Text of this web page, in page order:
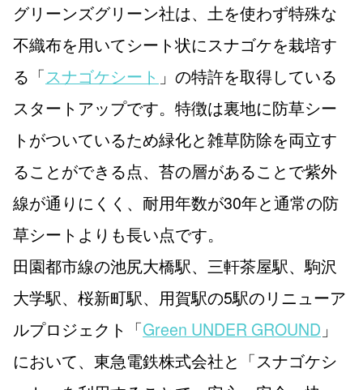
グリーンズグリーン社は、土を使わず特殊な
不織布を用いてシート状にスナゴケを栽培す
る「スナゴケシート 」の特許を取得している
スタートアップです。特徴は裏地に防草シー
トがついているため緑化と雑草防除を両立す
ることができる点、苔の層があることで紫外
線が通りにくく、耐用年数が30年と通常の防
草シートよりも長い点です。
田園都市線の池尻大橋駅、三軒茶屋駅、駒沢
大学駅、桜新町駅、用賀駅の5駅のリニューア
ルプロジェクト「Green UNDER GROUND 」
において、東急電鉄株式会社と「スナゴケシ